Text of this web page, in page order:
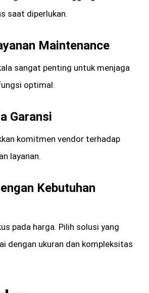
saat diperlukan.
Maintenance
sangat penting untuk menjaga
optimal.
Garansi
komitmen vendor terhadap
layanan.
Kebutuhan
pada harga. Pilih solusi yang
dengan ukuran dan kompleksitas